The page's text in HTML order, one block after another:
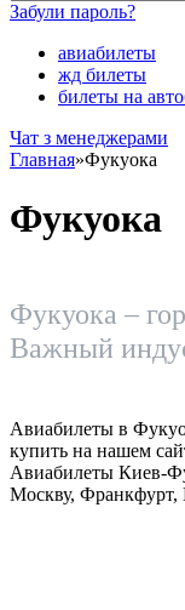
Забули пароль?
авиабилеты
жд билеты
билеты на
Чат з менеджерами
Главная»Фукуока
Фукуока
Фукуока –
Важный
Авиабилеты в
купить на нашем
Авиабилеты Киев-
Москву,